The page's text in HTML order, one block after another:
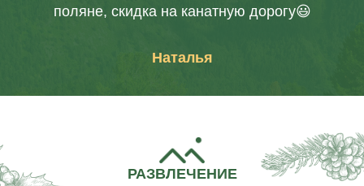
поляне, скидка на канатную дорогу😃
Наталья
Насладитесь вашим отдыхом в Адыгее